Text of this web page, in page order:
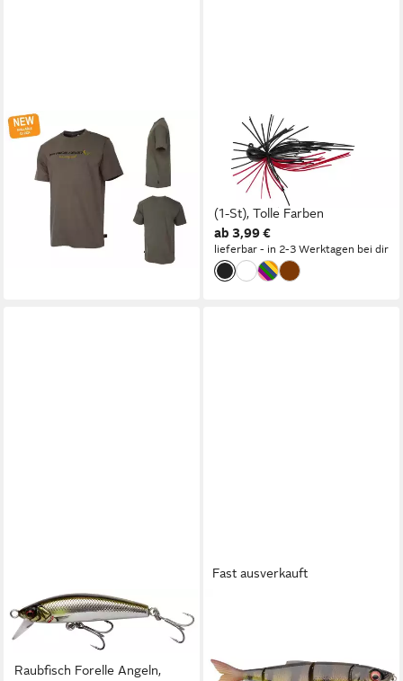
SAVAGE GEAR
Print-Shirt NEU 2024 SG4
Logo T-Shirts Green S -
XXXL 100% Baumwolle
Angeln
ab 29,99 €
lieferbar - in 2-3 Werktagen bei dir
SAVAGE GEAR
Kunstköder JIG 1 SKIRT
FLIRT ver. Farben - 6,5cm -
5g 7,5g 10g - Hecht Forelle,
(1-St), Tolle Farben
ab 3,99 €
lieferbar - in 2-3 Werktagen bei dir
SAVAGE GEAR
Kunstköder Wobbler Gravity
Minnow 5cm - ver. Farben -
Raubfisch Forelle Angeln,
Fast ausverkauft
Swimbait Jerkbait